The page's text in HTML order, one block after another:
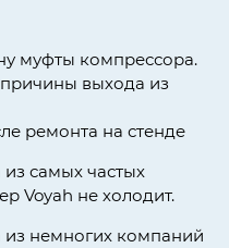
муфты компрессора.
выхода из
ремонта на стенде
самых частых
Voyah не холодит.
немногих компаний